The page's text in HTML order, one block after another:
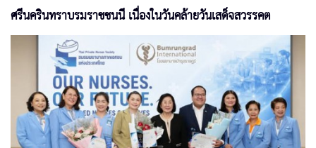
ศรีนครินทราบรมราชชนนี เนื่องในวันคล้ายวันเสด็จสวรรคต